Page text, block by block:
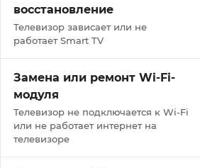
восстановление
Телевизор зависает или не
работает Smart TV
Замена или ремонт Wi‑Fi-
модуля
Телевизор не подключается к Wi‑Fi
или не работает интернет на
телевизоре